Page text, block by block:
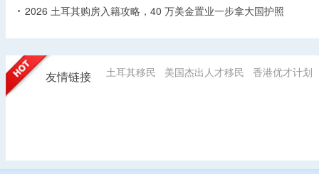
2026 土耳其购房入籍攻略，40 万美金置业一步拿大国护照
友情链接 土耳其移民 美国杰出人才移民 香港优才计划